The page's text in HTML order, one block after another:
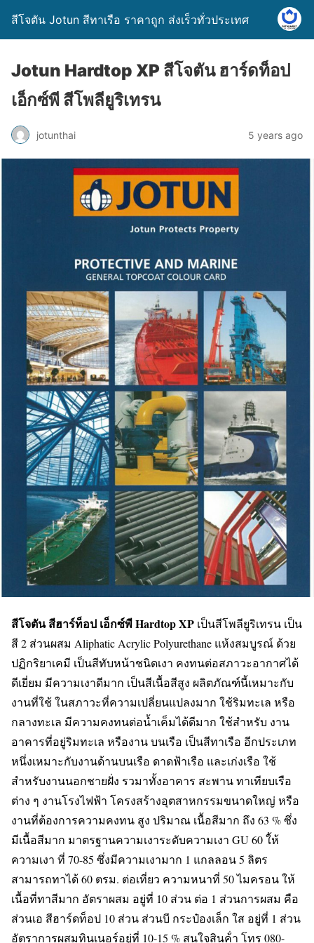
สีโจตัน Jotun สีทาเรือ ราคาถูก ส่งเร็วทั่วประเทศ
Jotun Hardtop XP สีโจตัน ฮาร์ดท็อป
เอ็กซ์พี สีโพลียูริเทรน
jotunthai 5 years ago
สีโจตัน สีฮาร์ท็อป เอ็กซ์พี Hardtop XP เป็นสีโพลียูริเทรน เป็น
สี 2 ส่วนผสม Aliphatic Acrylic Polyurethane แห้งสมบูรณ์ ด้วย
ปฏิกริยาเคมี เป็นสีทับหน้าชนิดเงา คงทนต่อสภาวะอากาศได้
ดีเยี่ยม มีความเงาดีมาก เป็นสีเนื้อสีสูง ผลิตภัณฑ์นี้เหมาะกับ
งานที่ใช้ ในสภาวะที่ความเปลี่ยนแปลงมาก ใช้ริมทะเล หรือ
กลางทะเล มีความคงทนต่อน้ำเค็มได้ดีมาก ใช้สำหรับ งาน
อาคารที่อยู่ริมทะเล หรืองาน บนเรือ เป็นสีทาเรือ อีกประเภท
หนึ่งเหมาะกับงานด้านบนเรือ ดาดฟ้าเรือ และเก่งเรือ ใช้
สำหรับงานนอกชายฝั่ง รวมาทั้งอาคาร สะพาน ทาเทียบเรือ
ต่าง ๆ งานโรงไฟฟ้า โครงสร้างอุตสาหกรรมขนาดใหญ่ หรือ
งานที่ต้องการความคงทน สูง ปริมาณ เนื้อสีมาก ถึง 63 % ซึ่ง
มีเนื้อสีมาก มาตรฐานความเงาระดับความเงา GU 60 ใ้ห้
ความเงา ที่ 70-85 ซึ่งมีความเงามาก 1 แกลลอน 5 ลิตร
สามารถทาได้ 60 ตรม. ต่อเที่ยว ความหนาที่ 50 ไมครอน ให้
เนื้อที่ทาสีมาก อัตราผสม อยู่ที่ 10 ส่วน ต่อ 1 ส่วนการผสม คือ
ส่วนเอ สีฮาร์ดท็อป 10 ส่วน ส่วนบี กระป๋องเล็ก ใส อยู่ที่ 1 ส่วน
อัตราการผสมทินเนอร์อยู่ที่ 10-15 % สนใจสินค้่า โทร 080-